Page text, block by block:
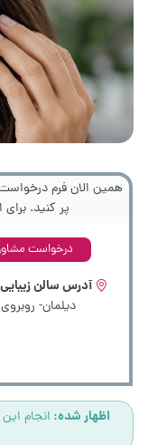
همین الان فرم درخواست
پر کنید.
درخواست
آدرس سالن
دیلمان-
اظهار شده: انجام